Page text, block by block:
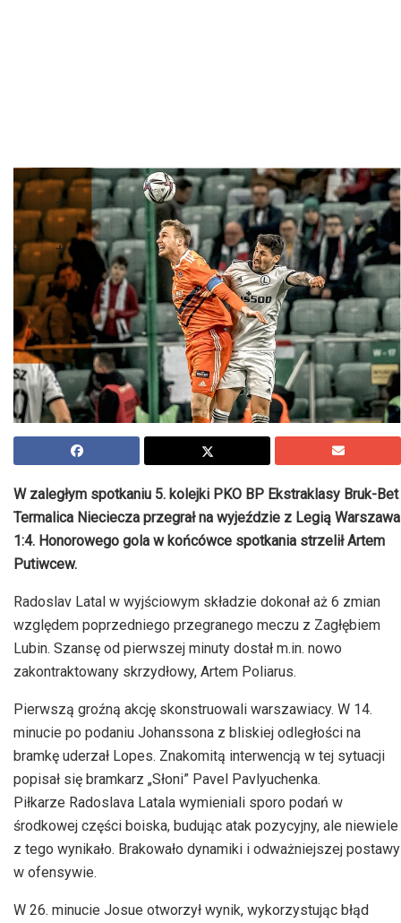
W zaległym spotkaniu 5. kolejki PKO BP Ekstraklasy Bruk-Bet
Termalica Nieciecza przegrał na wyjeździe z Legią Warszawa
1:4. Honorowego gola w końcówce spotkania strzelił Artem
Putiwcew.
Radoslav Latal w wyjściowym składzie dokonał aż 6 zmian
względem poprzedniego przegranego meczu z Zagłębiem
Lubin. Szansę od pierwszej minuty dostał m.in. nowo
zakontraktowany skrzydłowy, Artem Poliarus.
Pierwszą groźną akcję skonstruowali warszawiacy. W 14.
minucie po podaniu Johanssona z bliskiej odległości na
bramkę uderzał Lopes. Znakomitą interwencją w tej sytuacji
popisał się bramkarz „Słoni” Pavel Pavlyuchenka.
Piłkarze Radoslava Latala wymieniali sporo podań w
środkowej części boiska, budując atak pozycyjny, ale niewiele
z tego wynikało. Brakowało dynamiki i odważniejszej postawy
w ofensywie.
W 26. minucie Josue otworzył wynik, wykorzystując błąd